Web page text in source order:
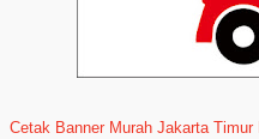
Cetak Banner Murah Jakarta Timur